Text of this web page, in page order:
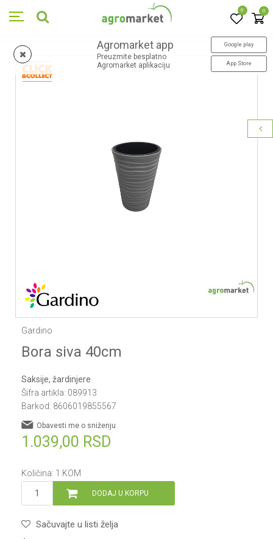
0 0
Agromarket app
Preuzmite besplatno
Agromarket aplikaciju
Google play
App Store
Gardino
Bora siva 40cm
Saksije, žardinjere
Šifra artikla: 089913
Barkod: 8606019855567
1.039,00 RSD
Obavesti me o sniženju
Količina: 1 KOM
DODAJ U KORPU
Sačuvajte u listi želja